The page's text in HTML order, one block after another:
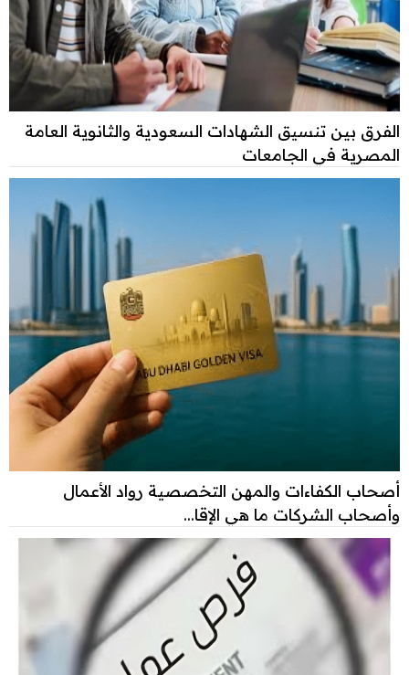
الفرق بين تنسيق الشهادات السعودية والثانوية العامة
المصرية في الجامعات
أصحاب الكفاءات والمهن التخصصية رواد الأعمال
وأصحاب الشركات ما هي الإقا...